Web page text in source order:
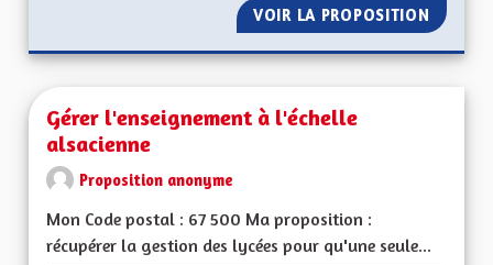
VOIR LA PROPOSITION UNE
Gérer l'enseignement à l'échelle
alsacienne
Proposition anonyme
Mon Code postal : 67 500 Ma proposition :
récupérer la gestion des lycées pour qu'une seule...